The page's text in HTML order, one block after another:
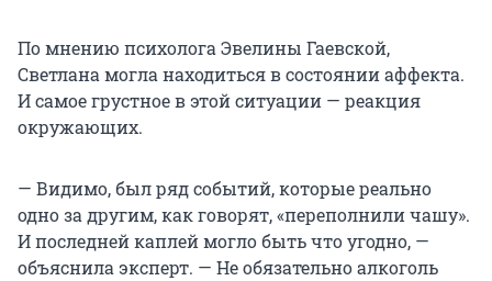
По мнению психолога Эвелины Гаевской,
Светлана могла находиться в состоянии аффекта.
И самое грустное в этой ситуации — реакция
окружающих.
— Видимо, был ряд событий, которые реально
одно за другим, как говорят, «переполнили чашу».
И последней каплей могло быть что угодно, —
объяснила эксперт. — Не обязательно алкоголь